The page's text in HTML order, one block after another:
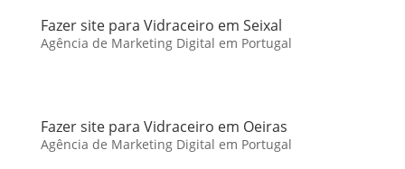
Fazer site para Vidraceiro em Seixal
Agência de Marketing Digital em Portugal
Fazer site para Vidraceiro em Oeiras
Agência de Marketing Digital em Portugal